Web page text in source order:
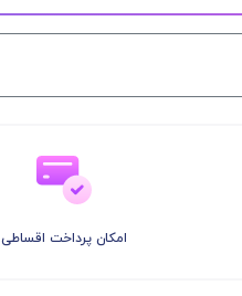
امکان پرداخت اقساطی